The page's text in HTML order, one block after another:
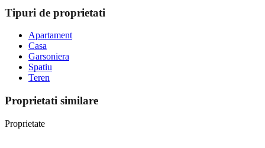
Tipuri de proprietati
Apartament
Casa
Garsoniera
Spatiu
Teren
Proprietati similare
Proprietate